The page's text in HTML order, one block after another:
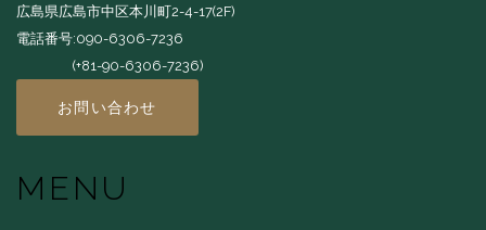
広島県広島市中区本川町2-4-17(2F)
電話番号:090-6306-7236
(+81-90-6306-7236)
お問い合わせ
MENU